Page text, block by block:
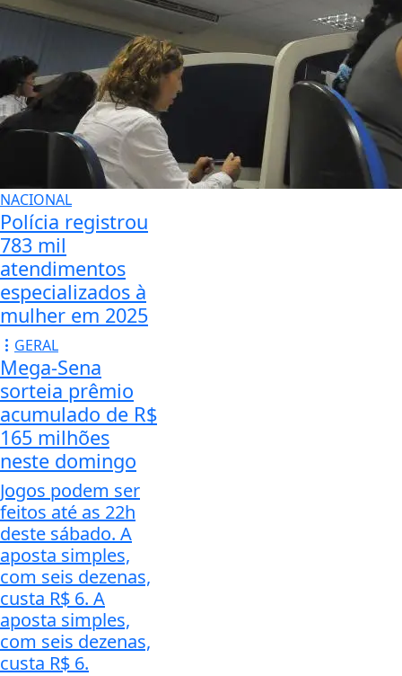
NACIONAL
Polícia registrou
783 mil
atendimentos
especializados à
mulher em 2025
GERAL
Mega-Sena
sorteia prêmio
acumulado de R$
165 milhões
neste domingo
Jogos podem ser
feitos até as 22h
deste sábado. A
aposta simples,
com seis dezenas,
custa R$ 6. A
aposta simples,
com seis dezenas,
custa R$ 6.